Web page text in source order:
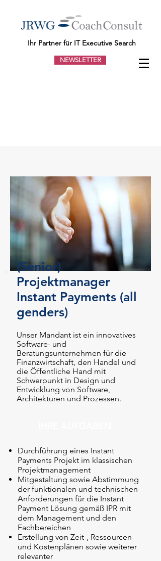
Ihr Partner für IT Executive Search
NEWSLETTER
(Senior)
Projektmanager
Instant Payments (all
genders)
Unser Mandant ist ein innovatives
Software- und
Beratungsunternehmen für die
Finanzwirtschaft, den Handel und
die Öffentliche Hand mit
Schwerpunkt in Design und
Entwicklung von Software,
Architekturen und Prozessen.
Durchführung eines Instant
Payments Projekt im klassischen
Projektmanagement
Mitgestaltung sowie Abstimmung
der funktionalen und technischen
Anforderungen für die Instant
Payment Lösung gemäß IPR mit
dem Management und den
Fachbereichen
Erstellung von Zeit-, Ressourcen-
und Kostenplänen sowie weiterer
relevanter